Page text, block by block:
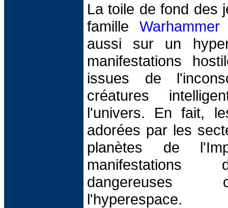
La toile de fond des
famille
aussi sur un
manifestations
issues de
créatures
l'univers. En fait,
adorées par les
planètes de
manifestations
dangereuses
l'hyperespace.